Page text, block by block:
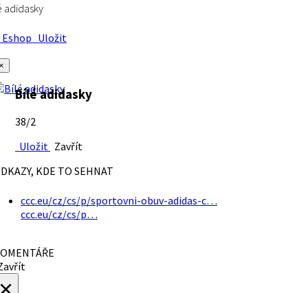
adidasky
Uložit
Bílé adidasky
38/2
Uložit Zavřít
KDE TO SEHNAT
ccc.eu/cz/cs/p/sportovni-obuv-adidas-c…
ccc.eu/cz/cs/p…